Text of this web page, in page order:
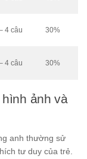
4 câu 30%
4 câu 30%
ảnh và
anh thường sử
tư duy của trẻ.